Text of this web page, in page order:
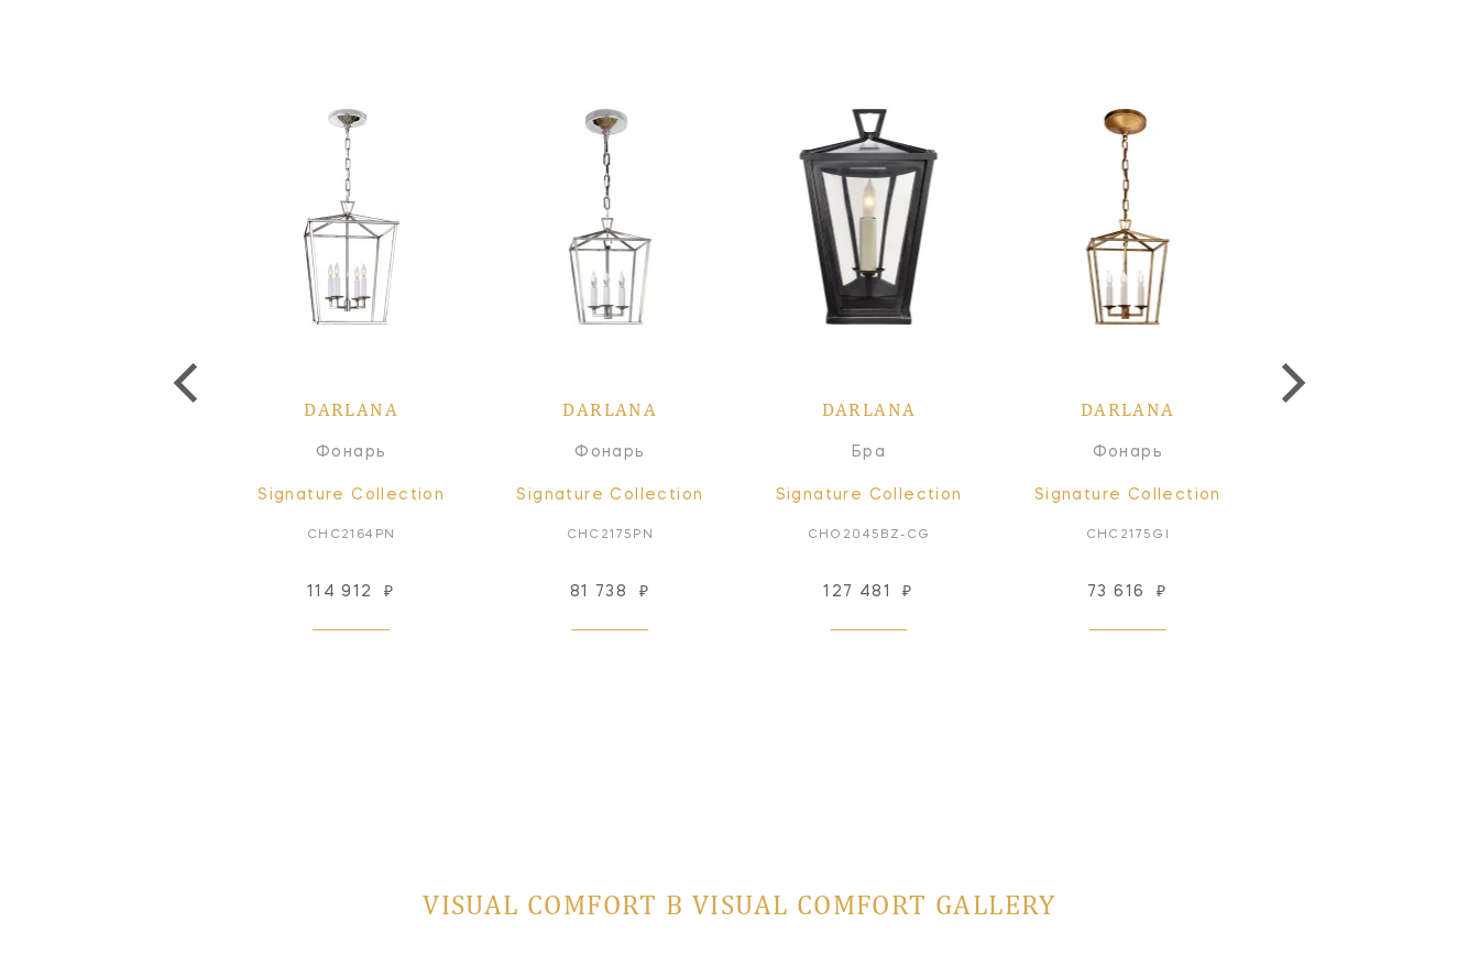
DARLANA
Фонарь
Signature Collection
CHC2164PN
114 912 ₽
DARLANA
Фонарь
Signature Collection
CHC2175PN
81 738 ₽
DARLANA
Бра
Signature Collection
CHO2045BZ-CG
127 481 ₽
DARLANA
Фонарь
Signature Collection
CHC2175GI
73 616 ₽
VISUAL COMFORT В VISUAL COMFORT GALLERY